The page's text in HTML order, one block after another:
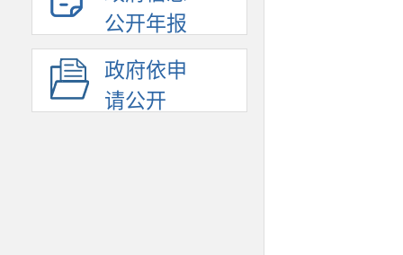
公开年报
政府依申
请公开